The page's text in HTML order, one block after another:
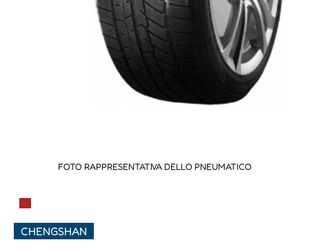
FOTO RAPPRESENTATIVA DELLO PNEUMATICO
▀
CHENGSHAN